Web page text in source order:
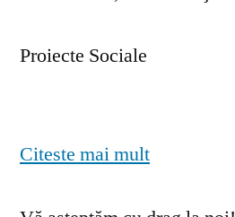
Proiecte Sociale
Citeste mai mult